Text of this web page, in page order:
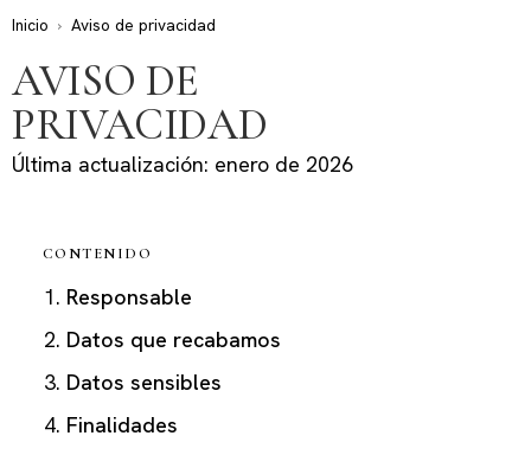
Inicio › Aviso de privacidad
AVISO DE
PRIVACIDAD
Última actualización: enero de 2026
CONTENIDO
Responsable
Datos que recabamos
Datos sensibles
Finalidades